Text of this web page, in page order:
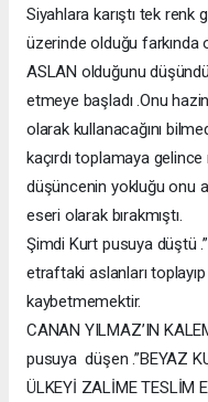
Siyahlara karıştı tek renk
üzerinde olduğu farkında
ASLAN olduğunu
etmeye başladı .Onu
olarak kullanacağını
kaçırdı toplamaya
düşüncenin yokluğu onu
eseri olarak bırakmıştı.
Şimdi Kurt pusuya düştü
etraftaki aslanları
kaybetmemektir.
CANAN YILMAZ’IN
pusuya düşen .”BEYAZ
ÜLKEYİ ZALİME TESLİM